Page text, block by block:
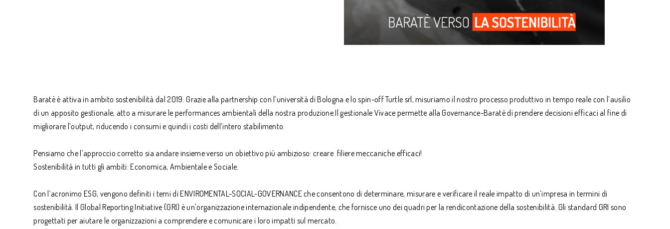
Baratè è attiva in ambito sostenibilità dal 2019. Grazie alla partnership con l’università di Bologna e lo spin-off Turtle srl, misuriamo il nostro processo produttivo in tempo reale con l’ausilio
di un apposito gestionale, atto a misurare le performances ambientali della nostra produzione.Il gestionale Vivace permette alla Governance-Baratè di prendere decisioni efficaci al fine di
migliorare l’output, riducendo i consumi e quindi i costi dell’intero stabilimento.
Pensiamo che l’approccio corretto sia andare insieme verso un obiettivo più ambizioso: creare filiere meccaniche efficaci!
Sostenibilità in tutti gli ambiti: Economica, Ambientale e Sociale.
Con l’acronimo ESG, vengono definiti i temi di ENVIROMENTAL-SOCIAL-GOVERNANCE che consentono di determinare, misurare e verificare il reale impatto di un’impresa in termini di
sostenibilità. Il Global Reporting Initiative (GRI) è un'organizzazione internazionale indipendente, che fornisce uno dei quadri per la rendicontazione della sostenibilità. Gli standard GRI sono
progettati per aiutare le organizzazioni a comprendere e comunicare i loro impatti sul mercato.